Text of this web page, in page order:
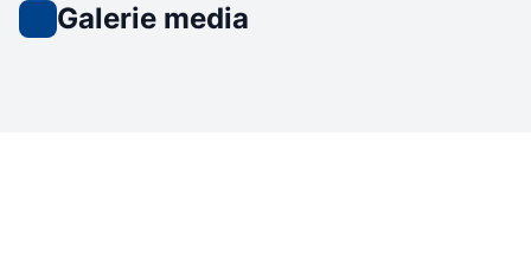
Galerie media